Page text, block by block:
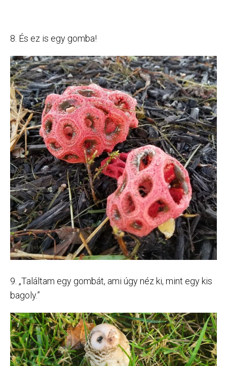
8. És ez is egy gomba!
9. „Találtam egy gombát, ami úgy néz ki, mint egy kis
bagoly.”